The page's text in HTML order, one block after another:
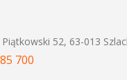
52, 63-013
700